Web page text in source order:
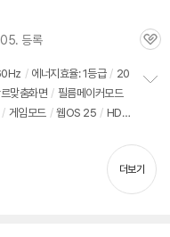
등록
관
/ 에너지효율: 1등급 / 20
맞춤화면 / 필름메이커모드
/ 게임모드 / 웹OS 25 / HD
기
더보기